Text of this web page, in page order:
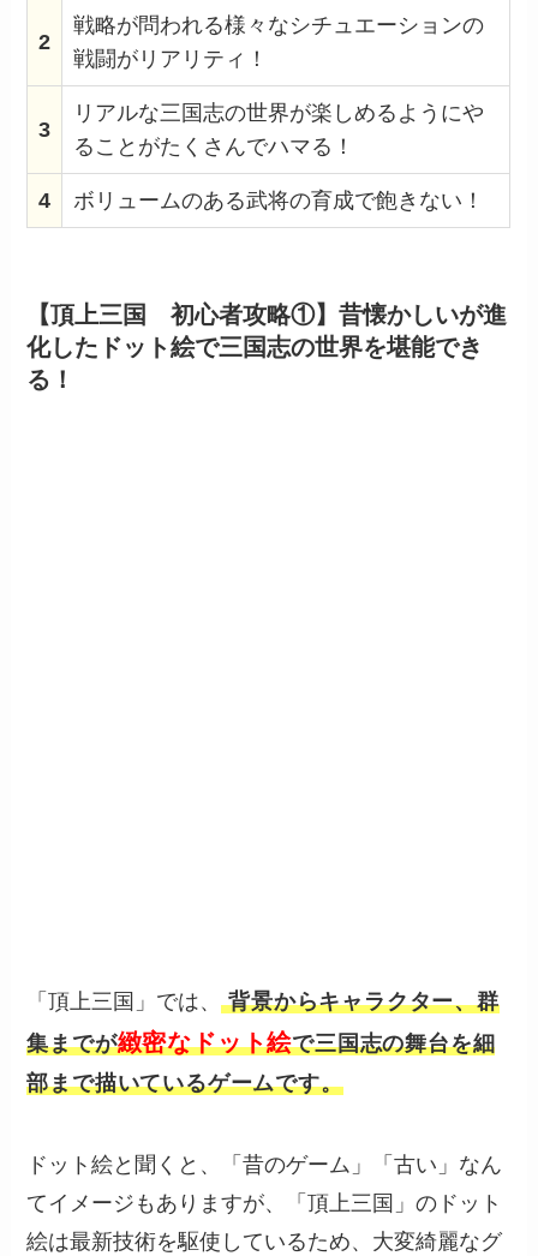
2
戦略が問われる様々なシチュエーションの
戦闘がリアリティ！
3
リアルな三国志の世界が楽しめるようにや
ることがたくさんでハマる！
4 ボリュームのある武将の育成で飽きない！
【頂上三国 初心者攻略①】昔懐かしいが進
化したドット絵で三国志の世界を堪能でき
る！
「頂上三国」では、背景からキャラクター、群
集までが緻密なドット絵で三国志の舞台を細
部まで描いているゲームです。
ドット絵と聞くと、「昔のゲーム」「古い」なん
てイメージもありますが、「頂上三国」のドット
絵は最新技術を駆使しているため、大変綺麗なグ